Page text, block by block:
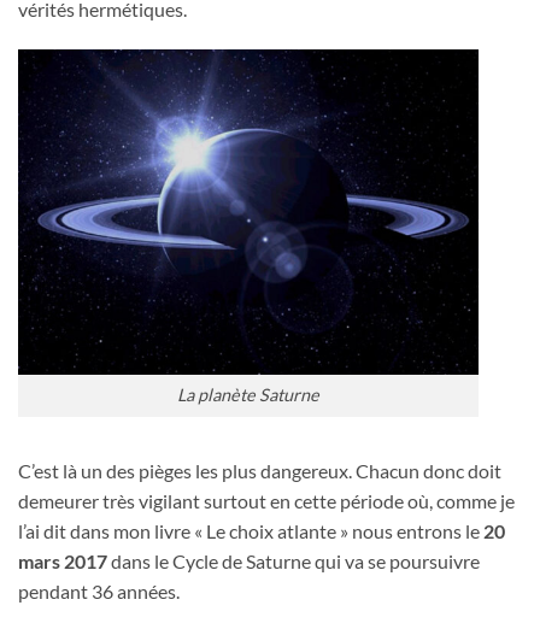
vérités hermétiques.
La planète Saturne
C’est là un des pièges les plus dangereux. Chacun donc doit
demeurer très vigilant surtout en cette période où, comme je
l’ai dit dans mon livre « Le choix atlante » nous entrons le 20
mars 2017dans le Cycle de Saturne qui va se poursuivre
pendant 36 années.